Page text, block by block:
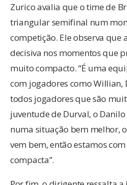
Zurico avalia que o time de
triangular semifinal num
competição. Ele observa que
decisiva nos momentos que
muito compacto. “É uma
com jogadores como Willian,
todos jogadores que são
juventude de Durval, o
numa situação bem melhor,
vem bem, então estamos
compacta”.